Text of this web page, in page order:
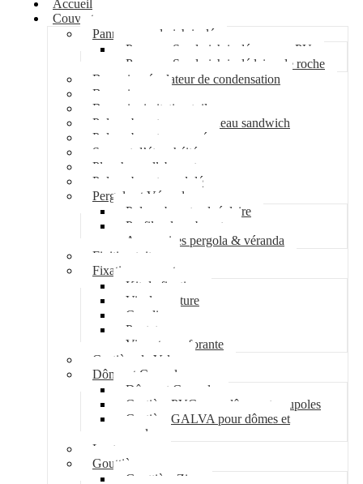
Accueil
Couverture
Panneau sandwich isolé
Panneau Sandwich isolé mousse PU
Panneau Sandwich isolé laine de roche
Bac acier régulateur de condensation
Bac acier sec
Bac acier imitation tuile
Polycarbonate pour panneau sandwich
Polycarbonate nervuré
Support d’étanchéité
Plancher collaborant
Polycarbonate ondulé
Pergola et Véranda
Polycarbonate alvéolaire
Profil polycarbonate
Accessoires pergola & véranda
Finition toiture
Fixation couverture
Kit de fixation
Vis de couture
Cavalier
Pontet
Vis auto-perforante
Costière de Velux
Dôme et Coupole
Dôme et Coupole
Costière PVC pour dômes et coupoles
Costière GALVA pour dômes et
coupoles
Lanterneau
Gouttière
Gouttière Zinc